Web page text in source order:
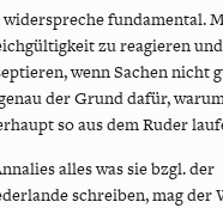
fundamental.
zu reagieren
wenn Sachen nicht
der Grund dafür,
so aus dem Ruder
alles was sie bzgl. der
schreiben, mag der